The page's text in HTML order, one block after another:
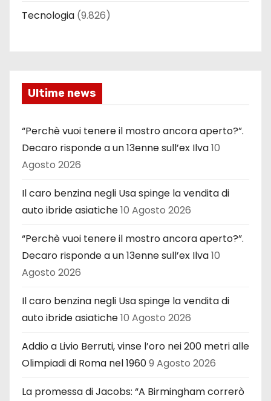
Tecnologia (9.826)
Ultime news
“Perchè vuoi tenere il mostro ancora aperto?”.
Decaro risponde a un 13enne sull’ex Ilva10
Agosto 2026
Il caro benzina negli Usa spinge la vendita di
auto ibride asiatiche10 Agosto 2026
“Perchè vuoi tenere il mostro ancora aperto?”.
Decaro risponde a un 13enne sull’ex Ilva10
Agosto 2026
Il caro benzina negli Usa spinge la vendita di
auto ibride asiatiche10 Agosto 2026
Addio a Livio Berruti, vinse l’oro nei 200 metri alle
Olimpiadi di Roma nel 19609 Agosto 2026
La promessa di Jacobs: “A Birmingham correrò